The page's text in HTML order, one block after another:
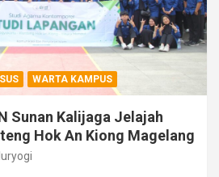
WARTA KAMPUS
Sunan Kalijaga Jelajah
Hok An Kiong Magelang